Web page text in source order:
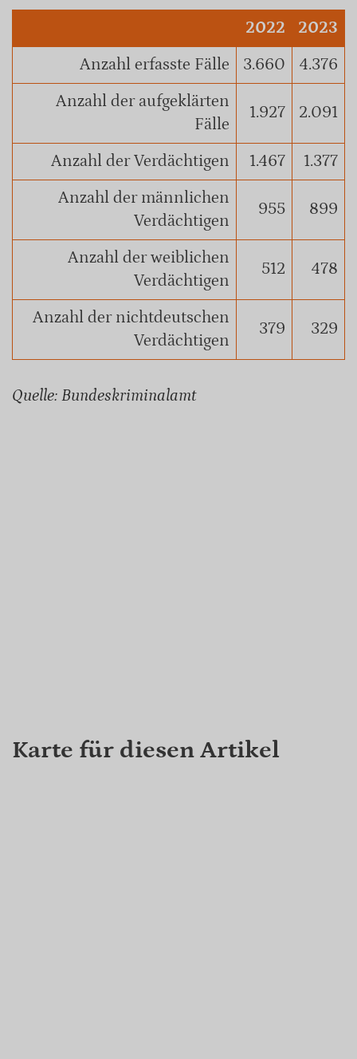
2022
2023
Anzahl erfasste Fälle
3.660
4.376
Anzahl der aufgeklärten
Fälle
1.927 2.091
Anzahl der Verdächtigen 1.467
1.377
Anzahl der männlichen
Verdächtigen
955 899
Anzahl der weiblichen
Verdächtigen
512 478
Anzahl der nichtdeutschen
Verdächtigen
379 329
Quelle: Bundeskriminalamt
Karte für diesen Artikel